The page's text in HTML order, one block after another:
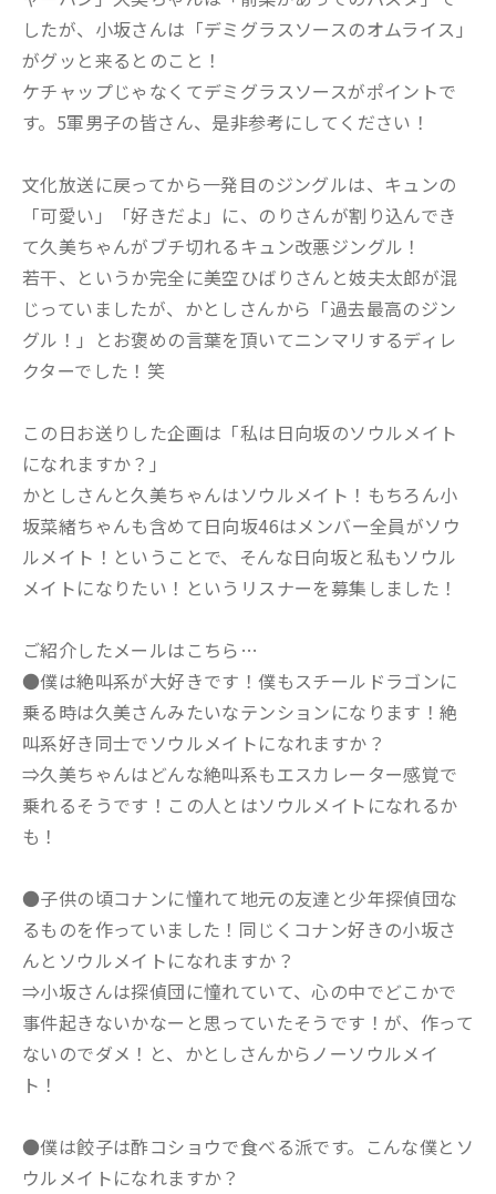
したが、小坂さんは「デミグラスソースのオムライス」
がグッと来るとのこと！
ケチャップじゃなくてデミグラスソースがポイントで
す。5軍男子の皆さん、是非参考にしてください！
文化放送に戻ってから一発目のジングルは、キュンの
「可愛い」「好きだよ」に、のりさんが割り込んでき
て久美ちゃんがブチ切れるキュン改悪ジングル！
若干、というか完全に美空ひばりさんと妓夫太郎が混
じっていましたが、かとしさんから「過去最高のジン
グル！」とお褒めの言葉を頂いてニンマリするディレ
クターでした！笑
この日お送りした企画は「私は日向坂のソウルメイト
になれますか？」
かとしさんと久美ちゃんはソウルメイト！もちろん小
坂菜緒ちゃんも含めて日向坂46はメンバー全員がソウ
ルメイト！ということで、そんな日向坂と私もソウル
メイトになりたい！というリスナーを募集しました！
ご紹介したメールはこちら…
●僕は絶叫系が大好きです！僕もスチールドラゴンに
乗る時は久美さんみたいなテンションになります！絶
叫系好き同士でソウルメイトになれますか？
⇒久美ちゃんはどんな絶叫系もエスカレーター感覚で
乗れるそうです！この人とはソウルメイトになれるか
も！
●子供の頃コナンに憧れて地元の友達と少年探偵団な
るものを作っていました！同じくコナン好きの小坂さ
んとソウルメイトになれますか？
⇒小坂さんは探偵団に憧れていて、心の中でどこかで
事件起きないかなーと思っていたそうです！が、作って
ないのでダメ！と、かとしさんからノーソウルメイ
ト！
●僕は餃子は酢コショウで食べる派です。こんな僕とソ
ウルメイトになれますか？